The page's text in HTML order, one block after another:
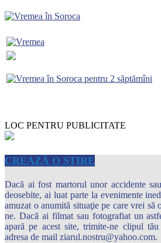
LOC PENTRU PUBLICITATE
CREAZĂ O ȘTIRE
Dacă ai fost martorul unor accidente
deosebite, ai luat parte la evenimente
amuzat o anumită situaţie pe care vrei să
ne. Dacă ai filmat sau fotografiat un
apară pe acest site, trimite-ne clipul
adresa de mail ziarul.nostru@yahoo.com.